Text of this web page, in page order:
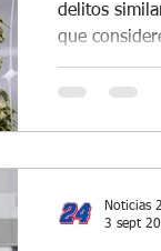
delitos
que
Noticias
3 sept